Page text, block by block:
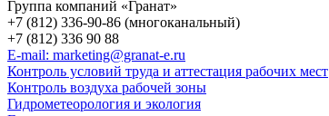
Группа компаний «Гранат»
+7 (812) 336-90-86 (многоканальный)
+7 (812) 336 90 88
E-mail: marketing@granat-e.ru
Контроль условий труда и аттестация рабочих мест
Контроль воздуха рабочей зоны
Гидрометеорология и экология